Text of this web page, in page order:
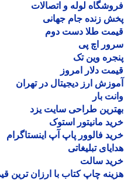
لوله و اتصالات
زنده جام جهانی
طلا دست دوم
اچ پی
وین تک
دلار امروز
ارز دیجیتال در تهران
بار
طراحی سایت یزد
مانیتور استوک
فالوور پاپ آپ اینستاگرام
تبلیغاتی
سالت
چاپ کتاب با ارزان ترین قیمت